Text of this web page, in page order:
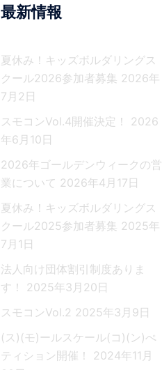
最新情報
夏休み！キッズボルダリングス
クール2026参加者募集 2026年
7月2日
スモコンVol.4開催決定！
2026
年6月10日
2026年ゴールデンウィークの営
業について 2026年4月17日
夏休み！キッズボルダリングス
クール2025参加者募集 2025年
7月1日
法人向け団体割引制度ありま
す！
2025年3月20日
スモコンVol.2 2025年3月9日
(ス)(モ)ールスケール(コ)(ン)ぺ
ティション開催！
2024年11月